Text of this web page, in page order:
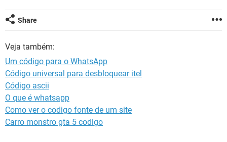
Share
Veja também:
Um código para o WhatsApp
Código universal para desbloquear itel
Código ascii
O que é whatsapp
Como ver o codigo fonte de um site
Carro monstro gta 5 codigo